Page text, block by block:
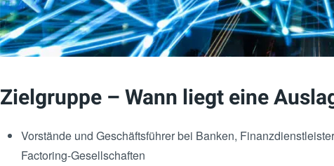
Zielgruppe – Wann liegt eine
Vorstände und Geschäftsführer bei Banken,
Factoring-Gesellschaften